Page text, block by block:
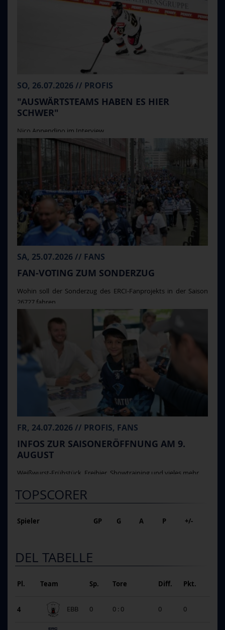
SO, 26.07.2026 // PROFIS
"AUSWÄRTSTEAMS HABEN ES HIER
SCHWER"
Nico Appendino im Interview ...
SA, 25.07.2026 // FANS
FAN-VOTING ZUM SONDERZUG
Wohin soll der Sonderzug des ERCI-Fanprojekts in der Saison
26727 fahren ...
FR, 24.07.2026 // PROFIS, FANS
INFOS ZUR SAISONERÖFFNUNG AM 9.
AUGUST
Weißwurst-Frühstück, Freibier, Showtraining und vieles mehr ...
TOPSCORER
Spieler GP G A P +/-
DEL TABELLE
Pl. Team Sp. Tore Diff. Pkt.
4 EBB 0 0 : 0 0 0